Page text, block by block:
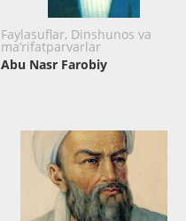
Faylasuflar, Dinshunos va
ma’rifatparvarlar
Abu Nasr Farobiy